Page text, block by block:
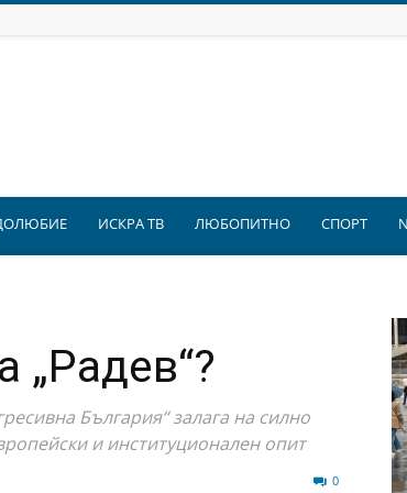
ИСКРА ТВ ЛЮБОПИТНО СПОРТ
„Радев“?
България“ залага на силно
и институционален опит
0